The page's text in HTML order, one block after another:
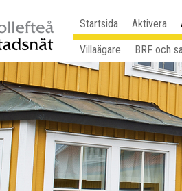
Startsida Aktivera
Villaägare
BRF och